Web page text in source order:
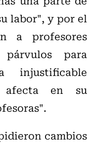
labor", y por el
a profesores
para
injustificable
afecta en su
cambios